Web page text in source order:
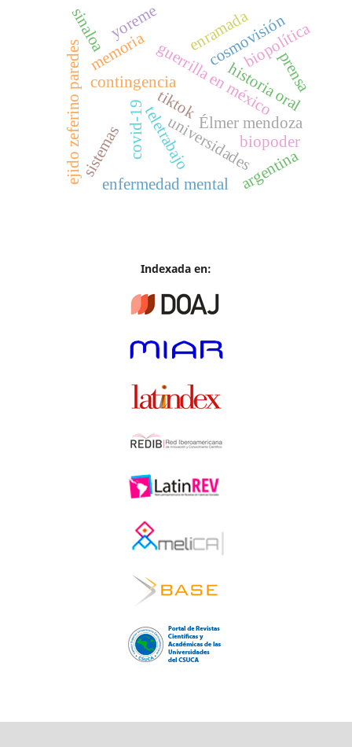
teletrabajo
contingencia
universidades
covid-19
sistemas Élmer mendoza
guerrilla en méxico
ejido zeferino paredes historia oral
memoria
sinaloa enramada
yoreme cosmovisión
tiktok
enfermedad mental
biopoder
biopolítica
argentina
prensa
Indexada en: